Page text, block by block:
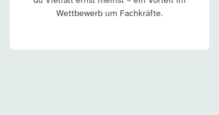
Wettbewerb um Fachkräfte.